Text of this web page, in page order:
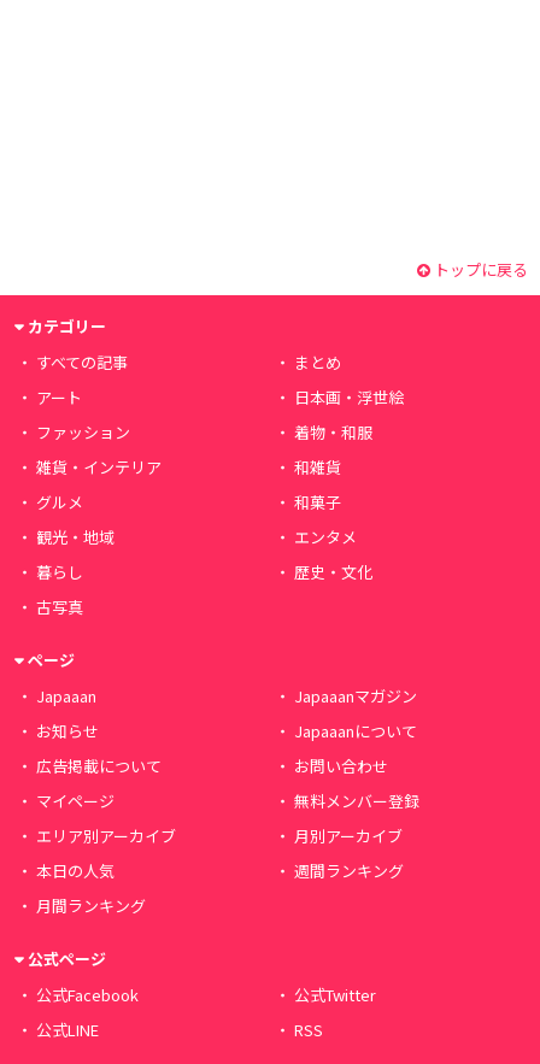
トップに戻る
カテゴリー
すべての記事
まとめ
アート
日本画・浮世絵
ファッション
着物・和服
雑貨・インテリア
和雑貨
グルメ
和菓子
観光・地域
エンタメ
暮らし
歴史・文化
古写真
ページ
Japaaan
Japaaanマガジン
お知らせ
Japaaanについて
広告掲載について
お問い合わせ
マイページ
無料メンバー登録
エリア別アーカイブ
月別アーカイブ
本日の人気
週間ランキング
月間ランキング
公式ページ
公式Facebook
公式Twitter
公式LINE
RSS